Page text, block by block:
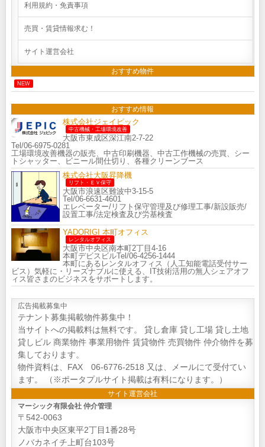
利用規約・免責事項
売買・賃貸情報求む！
サイト運営会社
おすすめ物件
NEW
おすすめ情報
株式会社ジェイピック
中古機械・工場環境改善
大阪市東成区深江南2-7-22
Tel/06-6975-0281
工場環境改善機器の販売、中古印刷機器、中古工作機械の売買、シー
トシャッター、ビニール間仕切り、各種クリーンブース
株式会社大阪昇降機
リフト・ＥＶ保守
大阪市浪速区難波中3-15-5
Tel/06-6631-4601
エレベーター/リフト保守管理及び修理工事/新設販売/
設置工事/法定検査及び労基検査
YADORIGI 本町オフィス
レンタルオフィス
大阪市中央区南本町2丁目4-16
本町デビスビルTel/06-4256-1444
本町にあるレンタルオフィス（人工知能電話受付サー
ビス）気軽に・リーズナブルに使える、IT技術活用の無人シェアオフ
ィス皆さまのビジネスをサポートします。
広告掲載募集中
テナント募集掲載物件募集中！
当サイトへの掲載料は無料です。 貸し倉庫 貸し工場 貸し土地
貸しビル 商業物件 事業用物件 賃貸物件 売買物件 仲介物件を募
集しております。
物件資料は、FAX 06-6776-2518 又は、メールにて受付てい
ます。 （※ポータプルサイト掲載は有料になります。）
サイト運営会社
マーシック有限会社 仲介管理
〒542-0063
大阪市中央区東平2丁目1番28号
ノバカネイチ上町台103号